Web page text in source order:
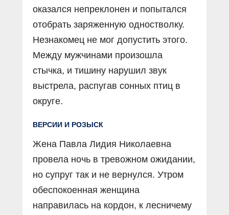
оказался непреклонен и попытался
отобрать заряженную одностволку.
Незнакомец не мог допустить этого.
Между мужчинами произошла
стычка, и тишину нарушил звук
выстрела, распугав сонных птиц в
округе.
ВЕРСИИ И РОЗЫСК
Жена Павла Лидия Николаевна
провела ночь в тревожном ожидании,
но супруг так и не вернулся. Утром
обеспокоенная женщина
направилась на кордон, к лесничему